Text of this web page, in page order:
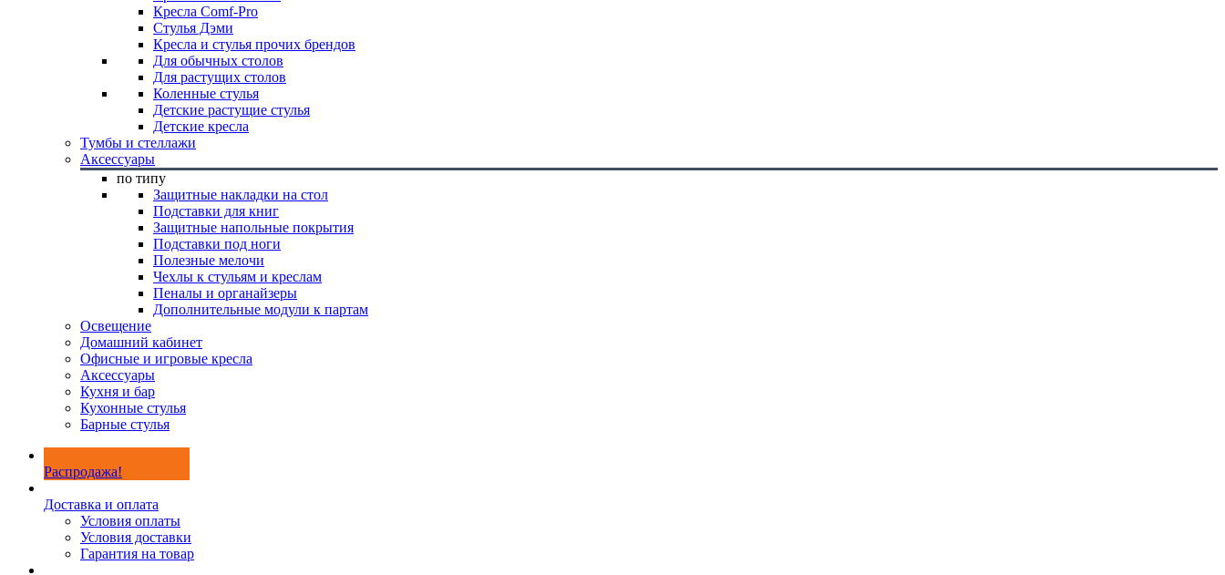
Кресла Comf-Pro
Стулья Дэми
Кресла и стулья прочих брендов
Для обычных столов
Для растущих столов
Коленные стулья
Детские растущие стулья
Детские кресла
Тумбы и стеллажи
Аксессуары
по типу
Защитные накладки на стол
Подставки для книг
Защитные напольные покрытия
Подставки под ноги
Полезные мелочи
Чехлы к стульям и креслам
Пеналы и органайзеры
Дополнительные модули к партам
Освещение
Домашний кабинет
Офисные и игровые кресла
Аксессуары
Кухня и бар
Кухонные стулья
Барные стулья
Распродажа!
Доставка и оплата
Условия оплаты
Условия доставки
Гарантия на товар